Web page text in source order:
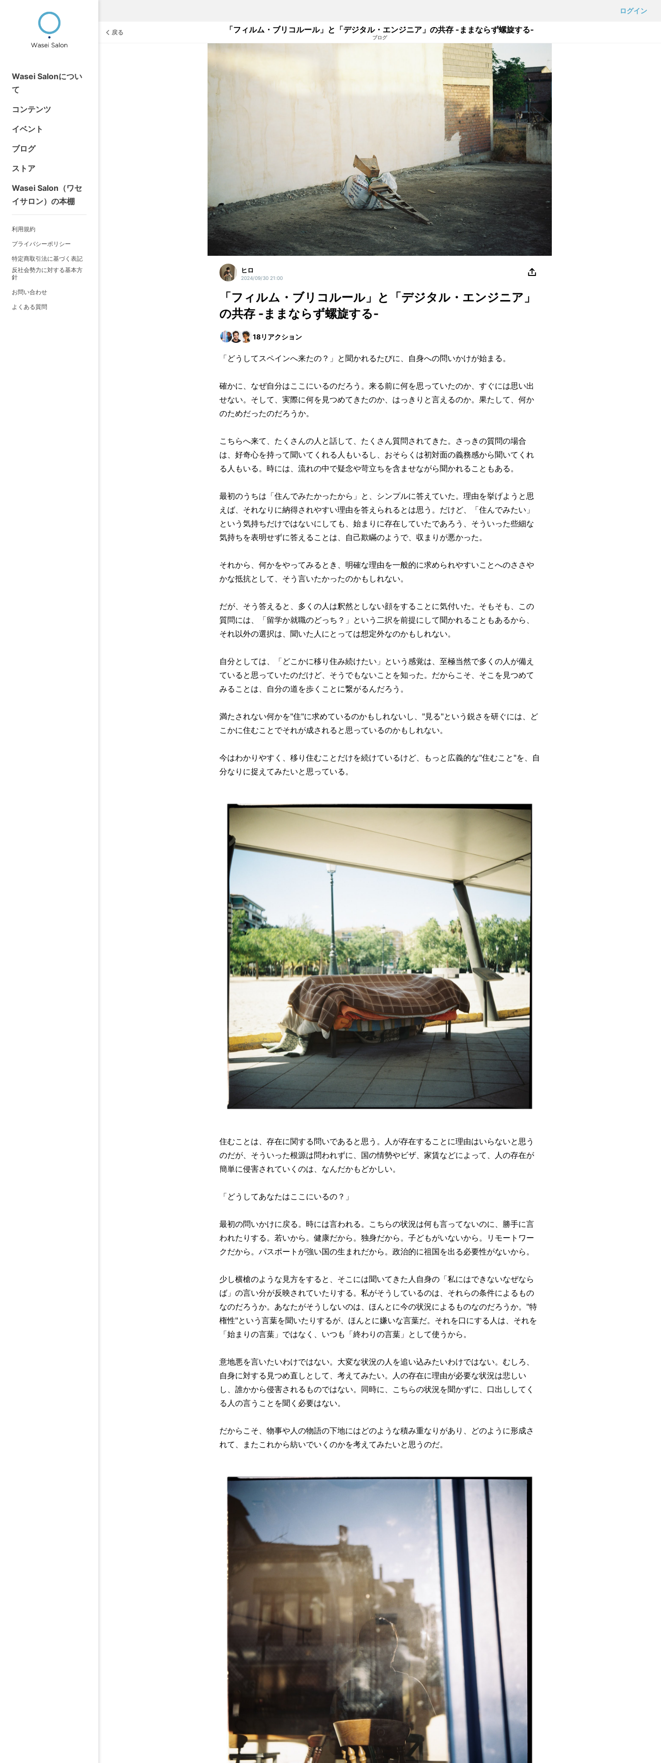
ログイン
Wasei Salonについ
て
コンテンツ
イベント
ブログ
ストア
Wasei Salon（ワセ
イサロン）の本棚
利用規約
プライバシーポリシー
特定商取引法に基づく表記
反社会勢力に対する基本方
針
お問い合わせ
よくある質問
戻る 「フィルム・ブリコルール」と「デジタル・エンジニア」の共存 -ままならず螺旋する-
ブログ
ヒロ
2024/09/30 21:00
「フィルム・ブリコルール」と「デジタル・エンジニア」
の共存 -ままならず螺旋する-
18リアクション
「どうしてスペインへ来たの？」と聞かれるたびに、自身への問いかけが始まる。
確かに、なぜ自分はここにいるのだろう。来る前に何を思っていたのか、すぐには思い出
せない。そして、実際に何を見つめてきたのか、はっきりと言えるのか。果たして、何か
のためだったのだろうか。
こちらへ来て、たくさんの人と話して、たくさん質問されてきた。さっきの質問の場合
は、好奇心を持って聞いてくれる人もいるし、おそらくは初対面の義務感から聞いてくれ
る人もいる。時には、流れの中で疑念や苛立ちを含ませながら聞かれることもある。
最初のうちは「住んでみたかったから」と、シンプルに答えていた。理由を挙げようと思
えば、それなりに納得されやすい理由を答えられるとは思う。だけど、「住んでみたい」
という気持ちだけではないにしても、始まりに存在していたであろう、そういった些細な
気持ちを表明せずに答えることは、自己欺瞞のようで、収まりが悪かった。
それから、何かをやってみるとき、明確な理由を一般的に求められやすいことへのささや
かな抵抗として、そう言いたかったのかもしれない。
だが、そう答えると、多くの人は釈然としない顔をすることに気付いた。そもそも、この
質問には、「留学か就職のどっち？」という二択を前提にして聞かれることもあるから、
それ以外の選択は、聞いた人にとっては想定外なのかもしれない。
自分としては、「どこかに移り住み続けたい」という感覚は、至極当然で多くの人が備え
ていると思っていたのだけど、そうでもないことを知った。だからこそ、そこを見つめて
みることは、自分の道を歩くことに繋がるんだろう。
満たされない何かを"住"に求めているのかもしれないし、"見る"という鋭さを研ぐには、ど
こかに住むことでそれが成されると思っているのかもしれない。
今はわかりやすく、移り住むことだけを続けているけど、もっと広義的な"住むこと"を、自
分なりに捉えてみたいと思っている。
住むことは、存在に関する問いであると思う。人が存在することに理由はいらないと思う
のだが、そういった根源は問われずに、国の情勢やビザ、家賃などによって、人の存在が
簡単に侵害されていくのは、なんだかもどかしい。
「どうしてあなたはここにいるの？」
最初の問いかけに戻る。時には言われる。こちらの状況は何も言ってないのに、勝手に言
われたりする。若いから。健康だから。独身だから。子どもがいないから。リモートワー
クだから。パスポートが強い国の生まれだから。政治的に祖国を出る必要性がないから。
少し横槍のような見方をすると、そこには聞いてきた人自身の「私にはできないなぜなら
ば」の言い分が反映されていたりする。私がそうしているのは、それらの条件によるもの
なのだろうか。あなたがそうしないのは、ほんとに今の状況によるものなのだろうか。"特
権性"という言葉を聞いたりするが、ほんとに嫌いな言葉だ。それを口にする人は、それを
「始まりの言葉」ではなく、いつも「終わりの言葉」として使うから。
意地悪を言いたいわけではない。大変な状況の人を追い込みたいわけではない。むしろ、
自身に対する見つめ直しとして、考えてみたい。人の存在に理由が必要な状況は悲しい
し、誰かから侵害されるものではない。同時に、こちらの状況を聞かずに、口出ししてく
る人の言うことを聞く必要はない。
だからこそ、物事や人の物語の下地にはどのような積み重なりがあり、どのように形成さ
れて、またこれから紡いでいくのかを考えてみたいと思うのだ。